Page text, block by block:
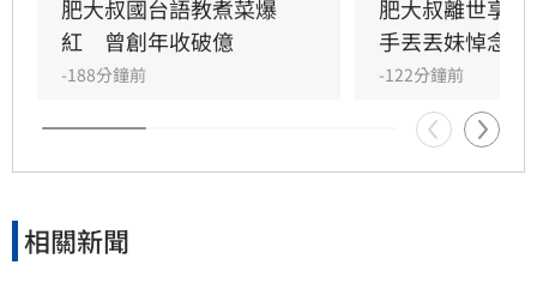
讓網友鼻酸。肥大叔曾坦言創業初期以健康換事
業，高強度直播成為日常。粉絲紛紛留言悼念，
感謝他作為廚藝啟蒙，並對其猝逝感到遺憾。儘
管確切死因未明，但他認真生活、視粉絲為重的
精神，將永遠留在支持者的心中。
肥大叔國台語教煮菜爆
紅　曾創年收破億
-188分鐘前
肥大叔離世享
手丟丟妹悼念發
-122分鐘前
相關新聞